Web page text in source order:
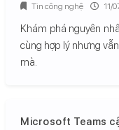
Khám phá nguyên
cùng hợp lý nhưng
mà.
Tin công nghệ 11/
Microsoft Teams